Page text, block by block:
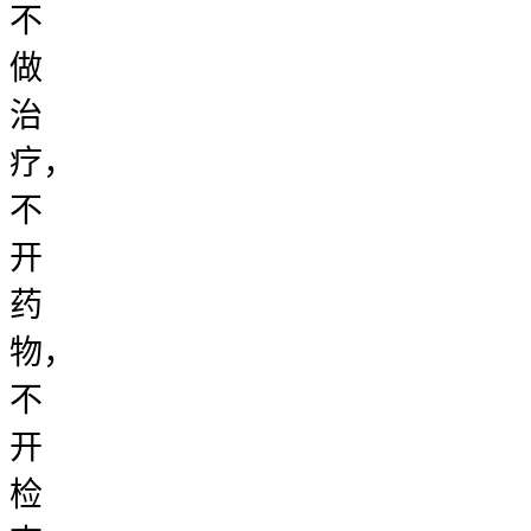
不
做
治
疗，
不
开
药
物，
不
开
检